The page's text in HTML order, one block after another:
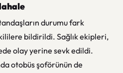
durumu fark
bildirildi. Sağlık ekipleri,
olay yerine sevk edildi.
otobüs şoförünün de